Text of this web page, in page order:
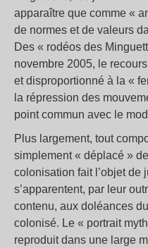
apparaître que comme «
de normes et de valeurs
Des « rodéos des
novembre 2005, le
et disproportionné à la «
la répression des
point commun avec le
Plus largement, tout
simplement « déplacé »
colonisation fait l’objet de
s’apparentent, par leur
contenu, aux doléances
colonisé. Le « portrait
reproduit dans une large